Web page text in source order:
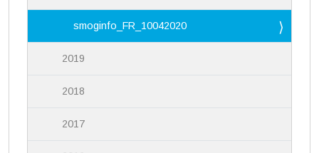
smoginfo_FR_10042020
2019
2018
2017